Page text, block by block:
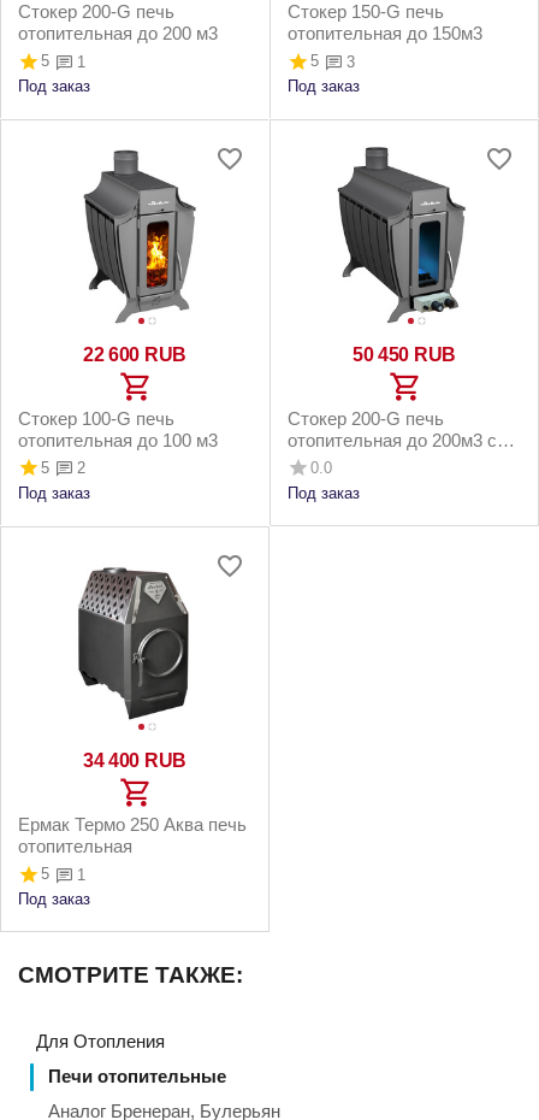
Стокер 200-G печь
отопительная до 200 м3
5
1
Под заказ
Стокер 150-G печь
отопительная до 150м3
5
3
Под заказ
22 600 RUB
Стокер 100-G печь
отопительная до 100 м3
5
2
Под заказ
50 450 RUB
Стокер 200-G печь
отопительная до 200м3 с
газовой горелкой 16 кВт
0.0
Под заказ
34 400 RUB
Ермак Термо 250 Аква печь
отопительная
5
1
Под заказ
СМОТРИТЕ ТАКЖЕ:
Для Отопления
Печи отопительные
Аналог Бренеран, Булерьян